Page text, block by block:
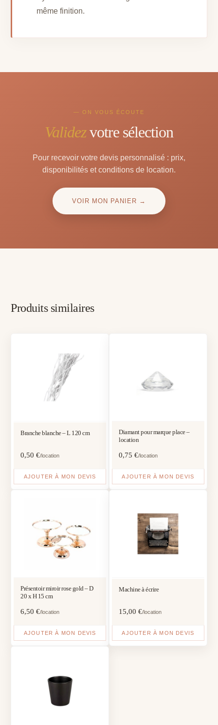
même finition.
— ON VOUS ÉCOUTE
Validezvotre sélection
Pour recevoir votre devis personnalisé : prix,
disponibilités et conditions de location.
VOIR MON PANIER →
Produits similaires
Branche blanche – L 120 cm
0,50€/location
AJOUTER À MON DEVIS
Diamant pour marque place –
location
0,75 €/location
AJOUTER À MON DEVIS
Présentoir miroir rose gold – D
20 x H 15 cm
6,50€/location
AJOUTER À MON DEVIS
Machine à écrire
15,00 €/location
AJOUTER À MON DEVIS